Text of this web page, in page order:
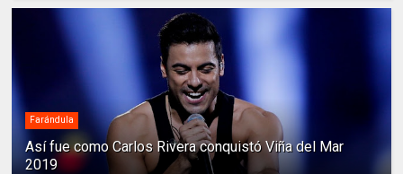
Farándula
Así fue como Carlos Rivera conquistó Viña del Mar
2019